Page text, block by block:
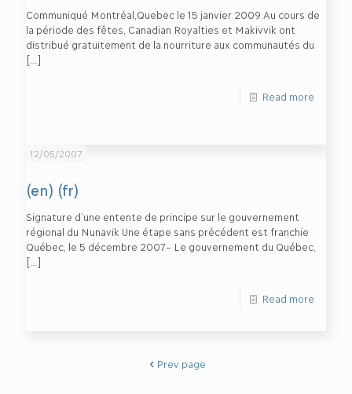
Communiqué Montréal,Quebec le 15 janvier 2009 Au cours de
la période des fêtes, Canadian Royalties et Makivvik ont
distribué gratuitement de la nourriture aux communautés du
[…]
Read more
12/05/2007
(en) (fr)
Signature d’une entente de principe sur le gouvernement
régional du Nunavik Une étape sans précédent est franchie
Québec, le 5 décembre 2007– Le gouvernement du Québec,
[…]
Read more
Prev page